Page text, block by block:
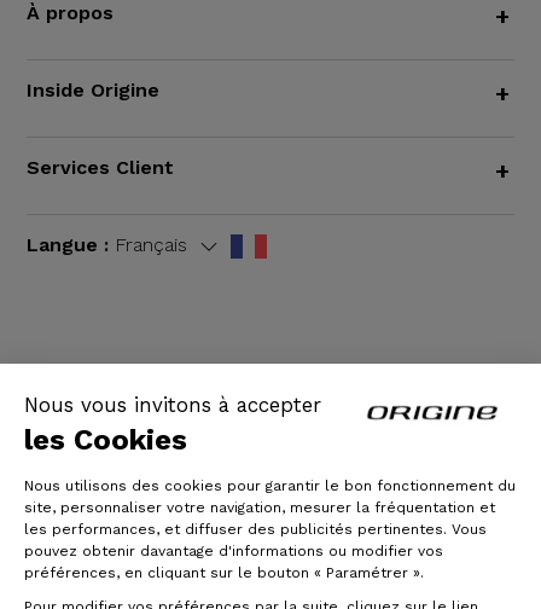
Nous vous invitons à accepter
les Cookies
Nous utilisons des cookies pour garantir le bon fonctionnement du
site, personnaliser votre navigation, mesurer la fréquentation et
les performances, et diffuser des publicités pertinentes. Vous
pouvez obtenir davantage d'informations ou modifier vos
préférences, en cliquant sur le bouton « Paramétrer ».
À propos +
Inside Origine +
Services Client +
Langue : Français